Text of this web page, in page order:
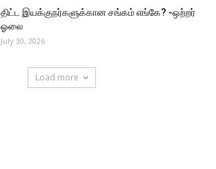
திட்ட இயக்குநர்களுக்கான சங்கம் எங்கே? -ஒற்றர்
ஓலை
July 30, 2026
Load more